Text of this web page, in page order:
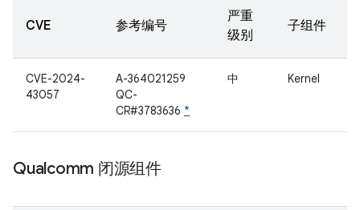
CVE 参考编号
严重
级别
子组件
CVE-2024-
43057
A-364021259
QC-
CR#3783636 *
中 Kernel
Qualcomm 闭源组件